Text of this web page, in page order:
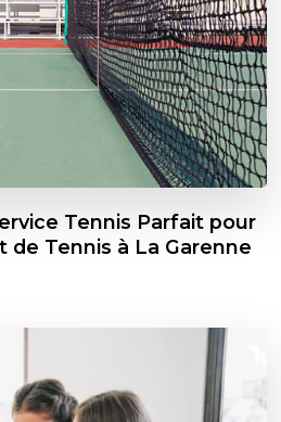
Tennis Parfait pour
de Tennis à La Garenne